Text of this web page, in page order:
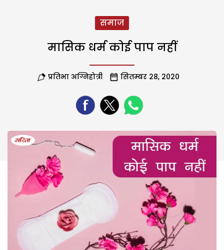
समाज
मासिक धर्म कोई पाप नहीं
प्रतिभा अग्निहोत्री सितम्बर 28, 2020